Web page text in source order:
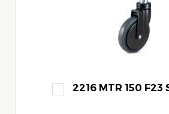
2216 MTR 150 F23